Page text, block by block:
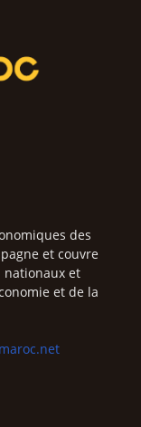
des
et couvre
nationaux et
et de la